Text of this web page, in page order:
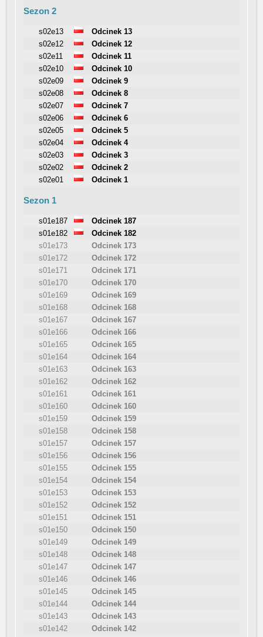
Sezon 2
s02e13
Odcinek 13
s02e12
Odcinek 12
s02e11
Odcinek 11
s02e10
Odcinek 10
s02e09
Odcinek 9
s02e08
Odcinek 8
s02e07
Odcinek 7
s02e06
Odcinek 6
s02e05
Odcinek 5
s02e04
Odcinek 4
s02e03
Odcinek 3
s02e02
Odcinek 2
s02e01
Odcinek 1
Sezon 1
s01e187
Odcinek 187
s01e182
Odcinek 182
s01e173
Odcinek 173
s01e172
Odcinek 172
s01e171
Odcinek 171
s01e170
Odcinek 170
s01e169
Odcinek 169
s01e168
Odcinek 168
s01e167
Odcinek 167
s01e166
Odcinek 166
s01e165
Odcinek 165
s01e164
Odcinek 164
s01e163
Odcinek 163
s01e162
Odcinek 162
s01e161
Odcinek 161
s01e160
Odcinek 160
s01e159
Odcinek 159
s01e158
Odcinek 158
s01e157
Odcinek 157
s01e156
Odcinek 156
s01e155
Odcinek 155
s01e154
Odcinek 154
s01e153
Odcinek 153
s01e152
Odcinek 152
s01e151
Odcinek 151
s01e150
Odcinek 150
s01e149
Odcinek 149
s01e148
Odcinek 148
s01e147
Odcinek 147
s01e146
Odcinek 146
s01e145
Odcinek 145
s01e144
Odcinek 144
s01e143
Odcinek 143
s01e142
Odcinek 142